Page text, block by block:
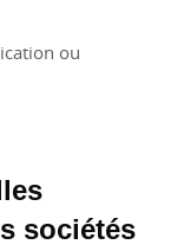
ou
sociétés